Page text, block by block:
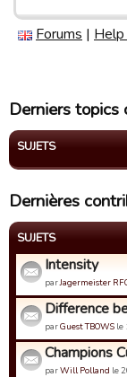
Forums |
Derniers
SUJETS
Dernières
SUJETS
Intensity
parJagermeister
Difference
parGuest TBOWS le
Champions
parWill Polland le